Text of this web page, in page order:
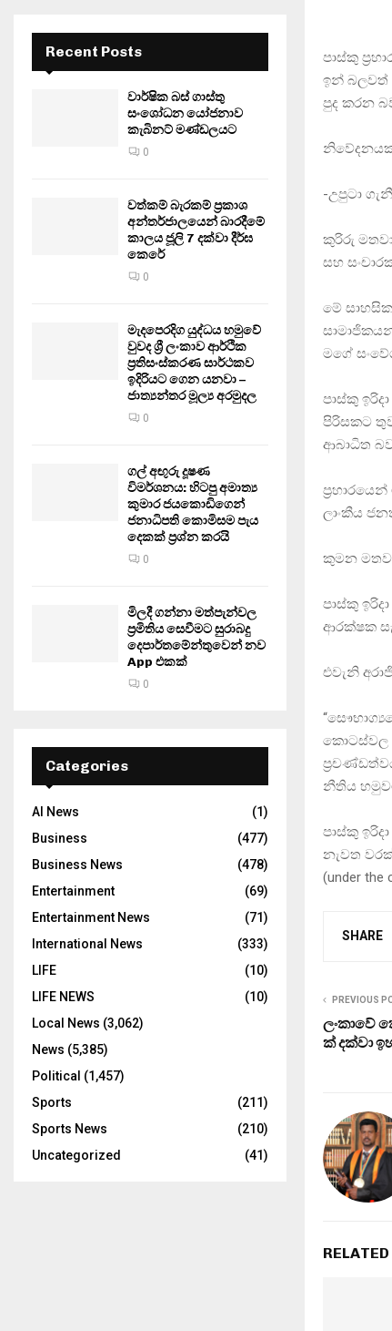
පාස්කු
ඉන් බලවත්
පුද කරන
-උපුටා
කුරිරු
සහ
මේ
මගේ
පාස්කු
පිරිසකට
ආබාධිත
ලාංකීය
කුමන
පාස්කු
ආරක්ෂක
එවැනි
කොටස්වල
නීතිය
පාස්කු
නැවත
(under the
SHARE
PREVIOUS
ලංකාවේ
ක් දක්වා
Recent Posts
වාර්ෂික බස් ගාස්තු
සංශෝධන යෝජනාව
කැබිනට් මණ්ඩලයට
0
වත්කම් බැරකම් ප්‍රකාශ
අන්තර්ජාලයෙන් බාරදීමේ
කාලය ජූලි 7 දක්වා දීර්ඝ
කෙරේ
0
මැදපෙරදිග යුද්ධය හමුවේ
වුවද ශ්‍රී ලංකාව ආර්ථික
ප්‍රතිසංස්කරණ සාර්ථකව
ඉදිරියට ගෙන යනවා –
ජාත්‍යන්තර මූල්‍ය අරමුදල
0
ගල් අඟුරු දූෂණ
විමර්ශනය: හිටපු අමාත්‍ය
කුමාර ජයකොඩිගෙන්
ජනාධිපති කොමිසම පැය
දෙකක් ප්‍රශ්න කරයි
0
මිලදී ගන්නා මත්පැන්වල
ප්‍රමිතිය සෙවීමට සුරාබදු
දෙපාර්තමේන්තුවෙන් නව
App එකක්
0
Categories
AI News
(1)
Business
(477)
Business News
(478)
Entertainment
(69)
Entertainment News
(71)
International News
(333)
LIFE
(10)
LIFE NEWS
(10)
Local News (3,062)
News (5,385)
Political (1,457)
Sports
(211)
Sports News
(210)
Uncategorized
(41)